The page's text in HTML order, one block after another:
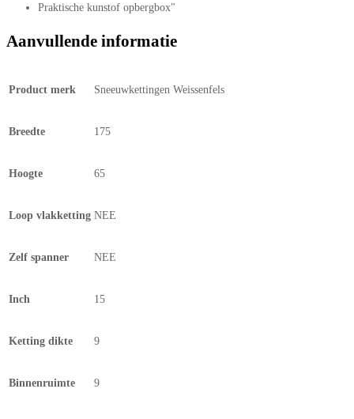
Praktische kunstof opbergbox"
Aanvullende informatie
Product merk Sneeuwkettingen Weissenfels
Breedte 175
Hoogte 65
Loop vlakketting NEE
Zelf spanner NEE
Inch 15
Ketting dikte 9
Binnenruimte 9